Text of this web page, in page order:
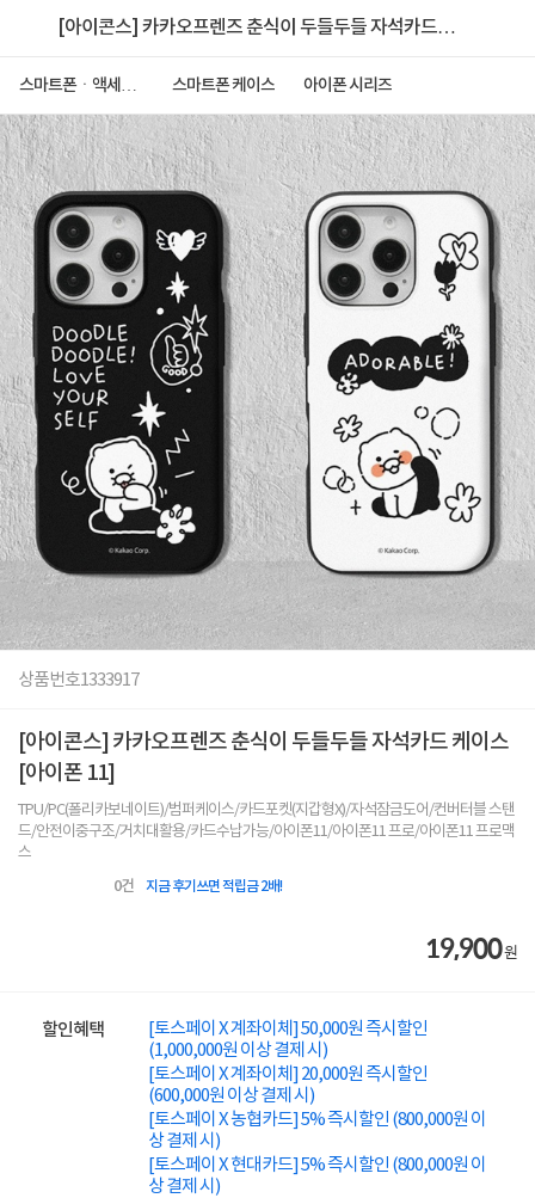
[아이콘스] 카카오프렌즈 춘식이 두들두들 자석카드
스마트폰ㆍ액세서
스마트폰 케이스 아이폰 시리즈
상품번호1333917
[아이콘스] 카카오프렌즈 춘식이 두들두들 자석카드 케이스
[아이폰 11]
TPU/PC(폴리카보네이트)/범퍼케이스/카드포켓(지갑형X)/자석잠금도어/컨버터블 스탠
드/안전이중구조/거치대활용/카드수납가능/아이폰11/아이폰11 프로/아이폰11 프로맥
스
0건 지금 후기쓰면 적립금 2배!
19,900원
할인혜택
[토스페이 X 계좌이체] 50,000원 즉시할인
(1,000,000원 이상 결제 시)
[토스페이 X 계좌이체] 20,000원 즉시할인
(600,000원 이상 결제 시)
[토스페이 X 농협카드] 5% 즉시할인 (800,000원 이
상 결제 시)
[토스페이 X 현대카드] 5% 즉시할인 (800,000원 이
상 결제 시)